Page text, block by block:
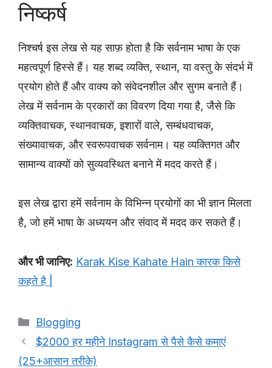
निष्कर्ष
निश्चर्ष इस लेख से यह साफ़ होता है कि सर्वनाम भाषा के एक
महत्वपूर्ण हिस्से हैं। यह शब्द व्यक्ति, स्थान, या वस्तु के संदर्भ में
प्रयोग होते हैं और वाक्य को संवेदनशील और सुगम बनाते हैं।
लेख में सर्वनाम के प्रकारों का विवरण दिया गया है, जैसे कि
व्यक्तिवाचक, स्थानवाचक, इशारों वाले, सम्बंधवाचक,
संख्यावाचक, और स्वरूपवाचक सर्वनाम। यह व्यक्तिगत और
सामान्य वाक्यों को सुव्यवस्थित बनाने में मदद करते हैं।
इस लेख द्वारा हमें सर्वनाम के विभिन्न प्रयोगों का भी ज्ञान मिलता
है, जो हमें भाषा के अध्ययन और संवाद में मदद कर सकते हैं।
और भी जानिए: Karak Kise Kahate Hain कारक किसे
कहते है |
Categories
Blogging
$2000 हर महीने Instagram से पैसे कैसे कमाएं
(25+आसान तरीके)